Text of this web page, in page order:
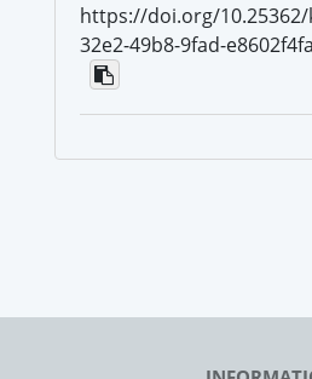
https://doi.org/10.25362/
32e2-49b8-9fad-